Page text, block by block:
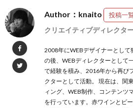
Author：knaito 投稿一
クリエイティブディレクタ
2008年にWEBデザイナーとし
の後、WEBディレクターとして
で経験を積み、2016年から再び
クターとして活動。 現在は、関
ィング、WEB制作、コンテンツ
を行っています。赤ワインとビ